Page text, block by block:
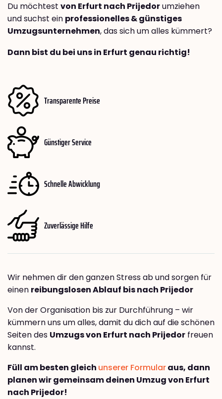
Du möchtest von Erfurt nach Prijedorumziehen
und suchst ein professionelles & günstiges
Umzugsunternehmen, das sich um alles kümmert?
Dann bist du bei uns in Erfurt genau richtig!
Transparente Preise
Günstiger Service
Schnelle Abwicklung
Zuverlässige Hilfe
Wir nehmen dir den ganzen Stress ab und sorgen für
einen reibungslosen Ablauf bis nach Prijedor
Von der Organisation bis zur Durchführung – wir
kümmern uns um alles, damit du dich auf die schönen
Seiten des Umzugs von Erfurt nach Prijedor freuen
kannst.
Füll am besten gleich unserer Formularaus, dann
planen wir gemeinsam deinen Umzug von Erfurt
nach Prijedor!